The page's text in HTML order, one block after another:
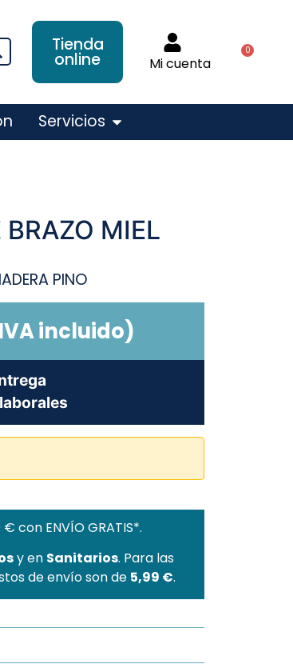
Tienda
online Mi cuenta
0
Servicios
MIEL
PINO
incluido)
con ENVÍO GRATIS*.
y en Sanitarios. Para las
de envío son de 5,99 €.